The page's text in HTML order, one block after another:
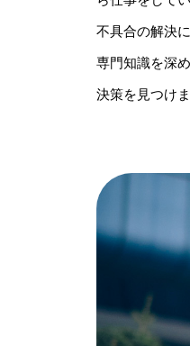
不具合の解決
専門知識を深
決策を見つけ